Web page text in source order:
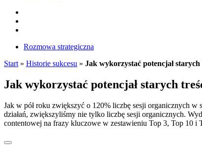
Rozmowa strategiczna
Start » Historie sukcesu » Jak wykorzystać potencjał
Jak wykorzystać potencjał starych
Jak w pół roku zwiększyć o 120% liczbę sesji organicznych
działań, zwiększyliśmy nie tylko liczbę sesji organicznych.
contentowej na frazy kluczowe w zestawieniu Top 3, Top 10 i